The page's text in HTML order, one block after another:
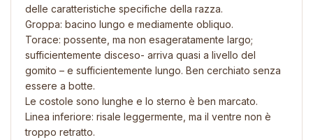
delle caratteristiche specifiche della razza.
Groppa: bacino lungo e mediamente obliquo.
Torace: possente, ma non esageratamente largo;
sufficientemente disceso- arriva quasi a livello del
gomito – e sufficientemente lungo. Ben cerchiato senza
essere a botte.
Le costole sono lunghe e lo sterno è ben marcato.
Linea inferiore: risale leggermente, ma il ventre non è
troppo retratto.